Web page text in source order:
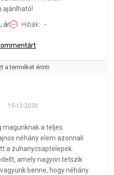
ajánlható!
ár Hibák -
a terméket érinti
15-12-2020
magunknak a teljes
néhány elem azonnali
a zuhanycsaptelepek.
amely nagyon tetszik
benne, hogy néhány